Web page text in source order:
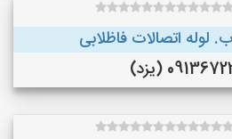
لوله اتصالات فاظلابی
(یزد)